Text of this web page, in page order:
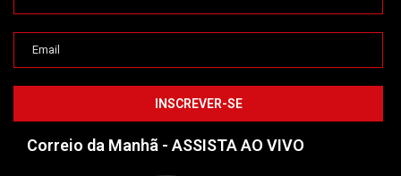
Correio da Manhã - ASSISTA AO VIVO